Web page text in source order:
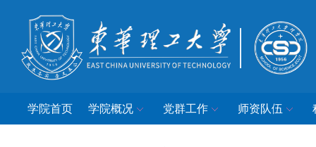
学院首页 学院概况 党群工作 师资队伍